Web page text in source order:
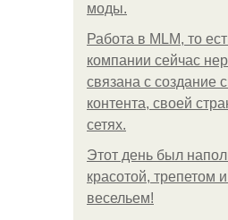
моды.
Работа в MLM, то
компании сейчас
связана с создание
контента, своей
сетях.
Этот день был
красотой, трепетом
весельем!